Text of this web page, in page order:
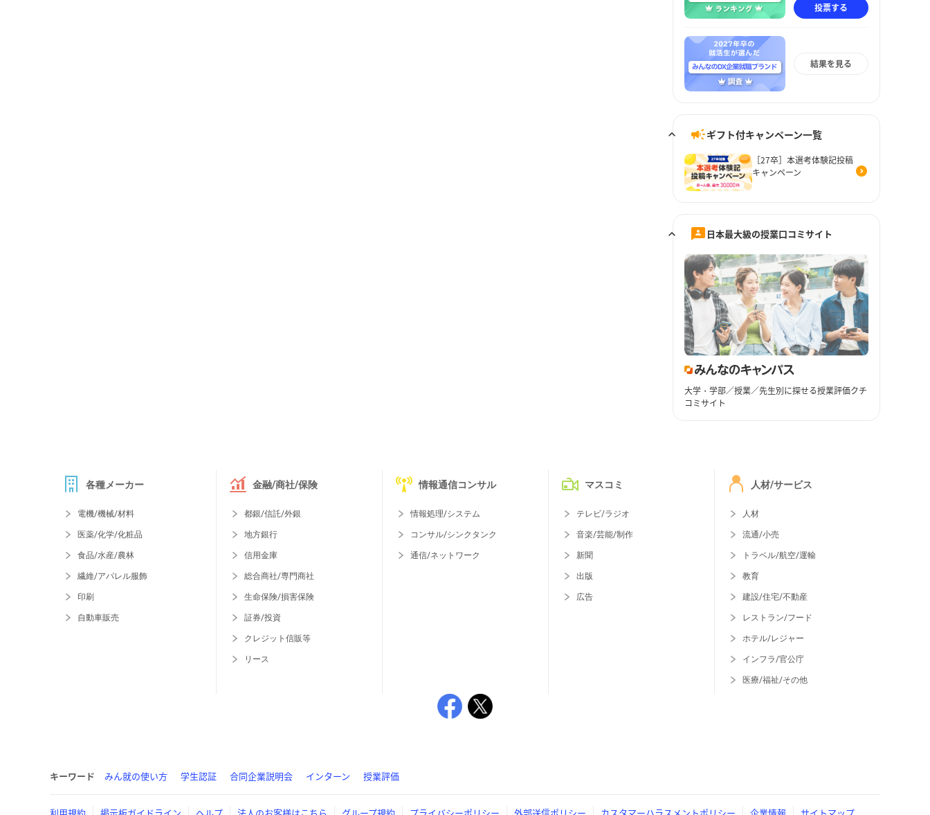
投票する
結果を見る
ギフト付キャンペーン一覧
［27卒］本選考体験記投稿
キャンペーン
日本最大級の授業口コミサイト
大学・学部／授業／先生別に探せる授業評価クチ
コミサイト
各種メーカー
電機/機械/材料
医薬/化学/化粧品
食品/水産/農林
繊維/アパレル服飾
印刷
自動車販売
金融/商社/保険
都銀/信託/外銀
地方銀行
信用金庫
総合商社/専門商社
生命保険/損害保険
証券/投資
クレジット信販等
リース
情報通信コンサル
情報処理/システム
コンサル/シンクタンク
通信/ネットワーク
マスコミ
テレビ/ラジオ
音楽/芸能/制作
新聞
出版
広告
人材/サービス
人材
流通/小売
トラベル/航空/運輸
教育
建設/住宅/不動産
レストラン/フード
ホテル/レジャー
インフラ/官公庁
医療/福祉/その他
キーワード みん就の使い方 学生認証 合同企業説明会 インターン 授業評価